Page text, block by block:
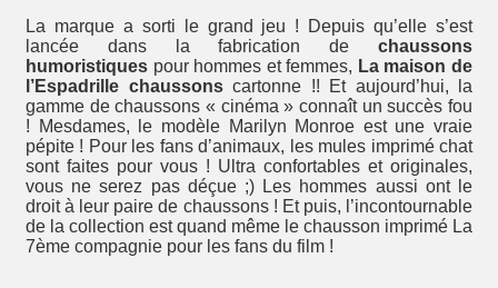
La marque a sorti le grand jeu ! Depuis qu’elle s’est
lancée dans la fabrication de chaussons
humoristiques pour hommes et femmes, La maison de
l’Espadrille chaussonscartonne !! Et aujourd’hui, la
gamme de chaussons « cinéma » connaît un succès fou
! Mesdames, le modèle Marilyn Monroe est une vraie
pépite ! Pour les fans d’animaux, les mules imprimé chat
sont faites pour vous ! Ultra confortables et originales,
vous ne serez pas déçue ;) Les hommes aussi ont le
droit à leur paire de chaussons ! Et puis, l’incontournable
de la collection est quand même le chausson imprimé La
7ème compagnie pour les fans du film !